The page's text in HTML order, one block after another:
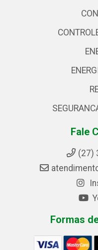
Fale
(27)
Formas